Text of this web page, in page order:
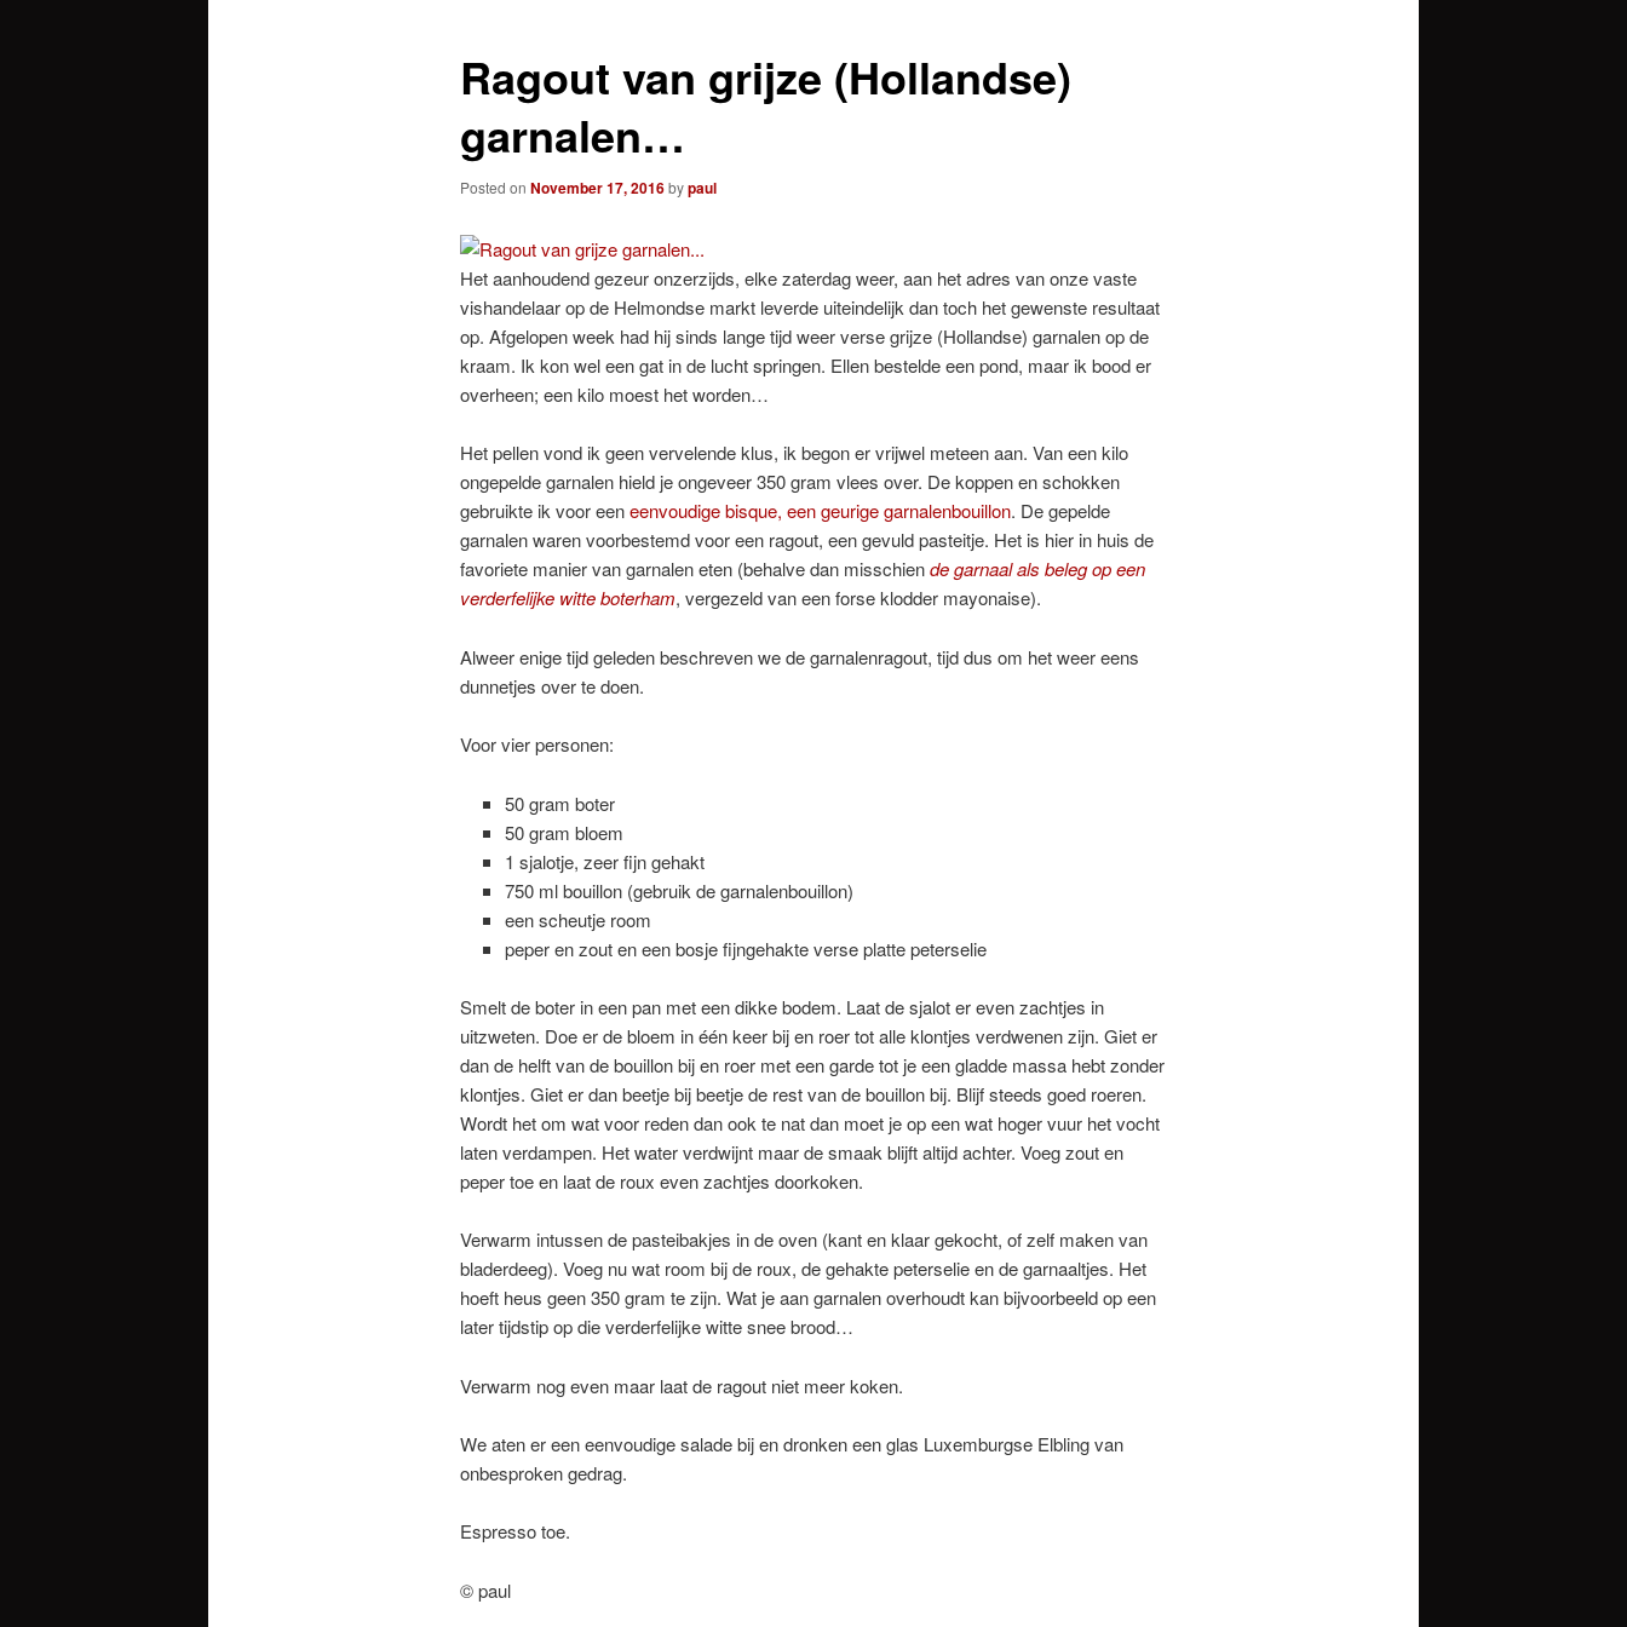
Ragout van grijze (Hollandse)
garnalen…
Posted on November 17, 2016bypaul
Het aanhoudend gezeur onzerzijds, elke zaterdag weer, aan het adres van onze vaste
vishandelaar op de Helmondse markt leverde uiteindelijk dan toch het gewenste resultaat
op. Afgelopen week had hij sinds lange tijd weer verse grijze (Hollandse) garnalen op de
kraam. Ik kon wel een gat in de lucht springen. Ellen bestelde een pond, maar ik bood er
overheen; een kilo moest het worden…
Het pellen vond ik geen vervelende klus, ik begon er vrijwel meteen aan. Van een kilo
ongepelde garnalen hield je ongeveer 350 gram vlees over. De koppen en schokken
gebruikte ik voor eeneenvoudige bisque, een geurige garnalenbouillon. De gepelde
garnalen waren voorbestemd voor een ragout, een gevuld pasteitje. Het is hier in huis de
favoriete manier van garnalen eten (behalve dan misschiende garnaal als beleg op een
verderfelijke witte boterham, vergezeld van een forse klodder mayonaise).
Alweer enige tijd geleden beschreven we de garnalenragout, tijd dus om het weer eens
dunnetjes over te doen.
Voor vier personen:
50 gram boter
50 gram bloem
1 sjalotje, zeer fijn gehakt
750 ml bouillon (gebruik de garnalenbouillon)
een scheutje room
peper en zout en een bosje fijngehakte verse platte peterselie
Smelt de boter in een pan met een dikke bodem. Laat de sjalot er even zachtjes in
uitzweten. Doe er de bloem in één keer bij en roer tot alle klontjes verdwenen zijn. Giet er
dan de helft van de bouillon bij en roer met een garde tot je een gladde massa hebt zonder
klontjes. Giet er dan beetje bij beetje de rest van de bouillon bij. Blijf steeds goed roeren.
Wordt het om wat voor reden dan ook te nat dan moet je op een wat hoger vuur het vocht
laten verdampen. Het water verdwijnt maar de smaak blijft altijd achter. Voeg zout en
peper toe en laat de roux even zachtjes doorkoken.
Verwarm intussen de pasteibakjes in de oven (kant en klaar gekocht, of zelf maken van
bladerdeeg). Voeg nu wat room bij de roux, de gehakte peterselie en de garnaaltjes. Het
hoeft heus geen 350 gram te zijn. Wat je aan garnalen overhoudt kan bijvoorbeeld op een
later tijdstip op die verderfelijke witte snee brood…
Verwarm nog even maar laat de ragout niet meer koken.
We aten er een eenvoudige salade bij en dronken een glas Luxemburgse Elbling van
onbesproken gedrag.
Espresso toe.
© paul